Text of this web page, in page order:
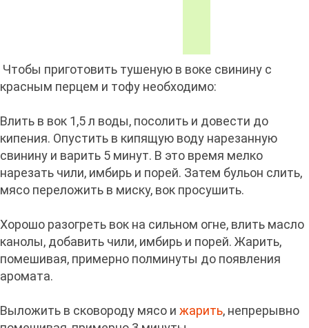
Чтобы приготовить тушеную в воке свинину с
красным перцем и тофу необходимо:
Влить в вок 1,5 л воды, посолить и довести до
кипения. Опустить в кипящую воду нарезанную
свинину и варить 5 минут. В это время мелко
нарезать чили, имбирь и порей. Затем бульон слить,
мясо переложить в миску, вок просушить.
Хорошо разогреть вок на сильном огне, влить масло
канолы, добавить чили, имбирь и порей. Жарить,
помешивая, примерно полминуты до появления
аромата.
Выложить в сковороду мясо и жарить, непрерывно